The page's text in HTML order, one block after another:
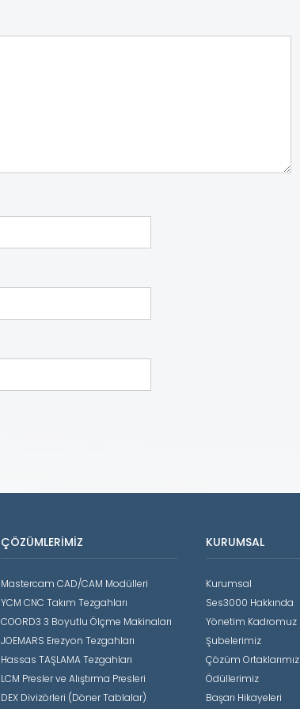
ÇÖZÜMLERIMIZ
Mastercam CAD/CAM Modülleri
YCM CNC Takım Tezgahları
COORD3 3 Boyutlu Ölçme Makinaları
JOEMARS Erezyon Tezgahları
Hassas TAŞLAMA Tezgahları
LCM Presler ve Alıştırma Presleri
DEX Divizörleri (Döner Tablalar)
KURUMSAL
Kurumsal
Ses3000 Hakkında
Yönetim Kadromuz
Şubelerimiz
Çözüm Ortaklarımız
Ödüllerimiz
Başarı Hikayeleri